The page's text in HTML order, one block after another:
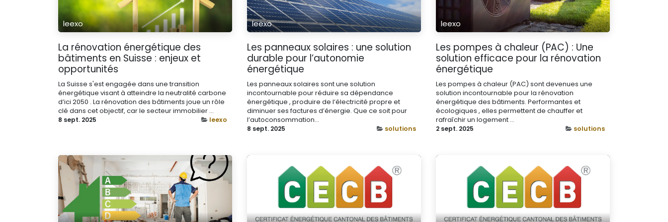
leexo
La rénovation énergétique des
bâtiments en Suisse : enjeux et
opportunités
La Suisse s'est engagée dans une transition
énergétique visant à atteindre la neutralité carbone
d’ici 2050 . La rénovation des bâtiments joue un rôle
clé dans cet objectif, car le secteur immobilier ...
8 sept. 2025 leexo
leexo
Les panneaux solaires : une solution
durable pour l’autonomie
énergétique
Les panneaux solaires sont une solution
incontournable pour réduire sa dépendance
énergétique , produire de l’électricité propre et
diminuer ses factures d’énergie. Que ce soit pour
l’autoconsommation...
8 sept. 2025 solutions
leexo
Les pompes à chaleur (PAC) : Une
solution efficace pour la rénovation
énergétique
Les pompes à chaleur (PAC) sont devenues une
solution incontournable pour la rénovation
énergétique des bâtiments. Performantes et
écologiques , elles permettent de chauffer et
rafraîchir un logement ...
2 sept. 2025 solutions